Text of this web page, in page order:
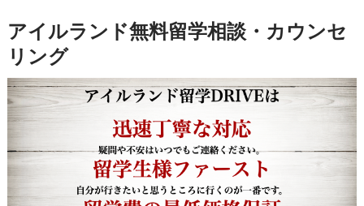
(Enter
を
す)
アイルランド無料留学相談・カウンセ
リング